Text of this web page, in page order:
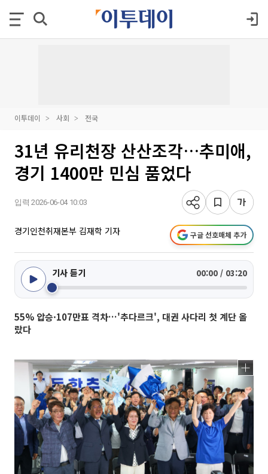
이투데이 사회 전국
31년 유리천장 산산조각…추미애,
경기 1400만 민심 품었다
입력 2026-06-04 10:03
경기인천취재본부 김재학 기자 구글 선호매체 추가
기사 듣기 00:00 / 03:20
55% 압승·107만표 격차…'추다르크', 대권 사다리 첫 계단 올
랐다